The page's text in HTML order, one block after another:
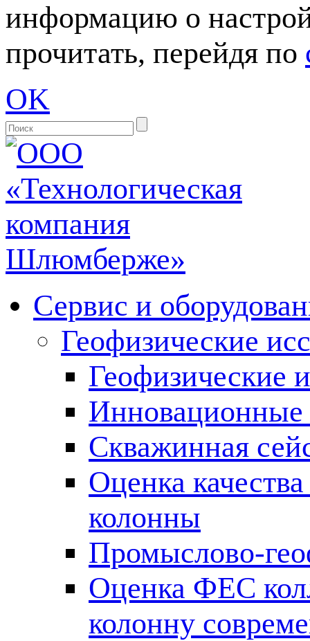
информацию о
прочитать, перейдя по
OK
Сервис и
Геофизические
Геофизические
Инновационные
Скважинная
Оценка
колонны
Промыслово-
Оценка ФЕС
колонну